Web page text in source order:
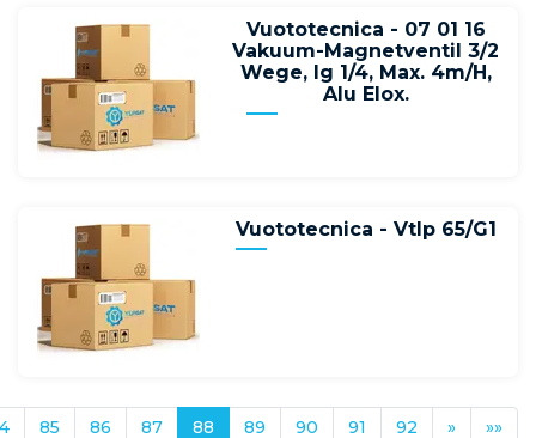
Vuototecnica - 07 01 16
Vakuum-Magnetventil 3/2
Wege, Ig 1/4, Max. 4m/H,
Alu Elox.
Vuototecnica - Vtlp 65/G1
85 86 87 88 89 90 91 92 » »»